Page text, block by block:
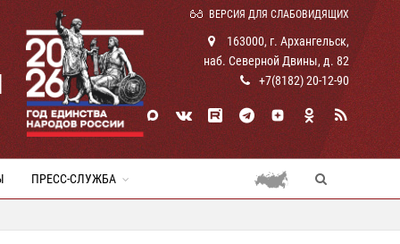
ВЕРСИЯ ДЛЯ СЛАБОВИДЯЩИХ
163000, г. Архангельск,
наб. Северной Двины, д. 82
+7(8182) 20-12-90
ПРЕСС-СЛУЖБА